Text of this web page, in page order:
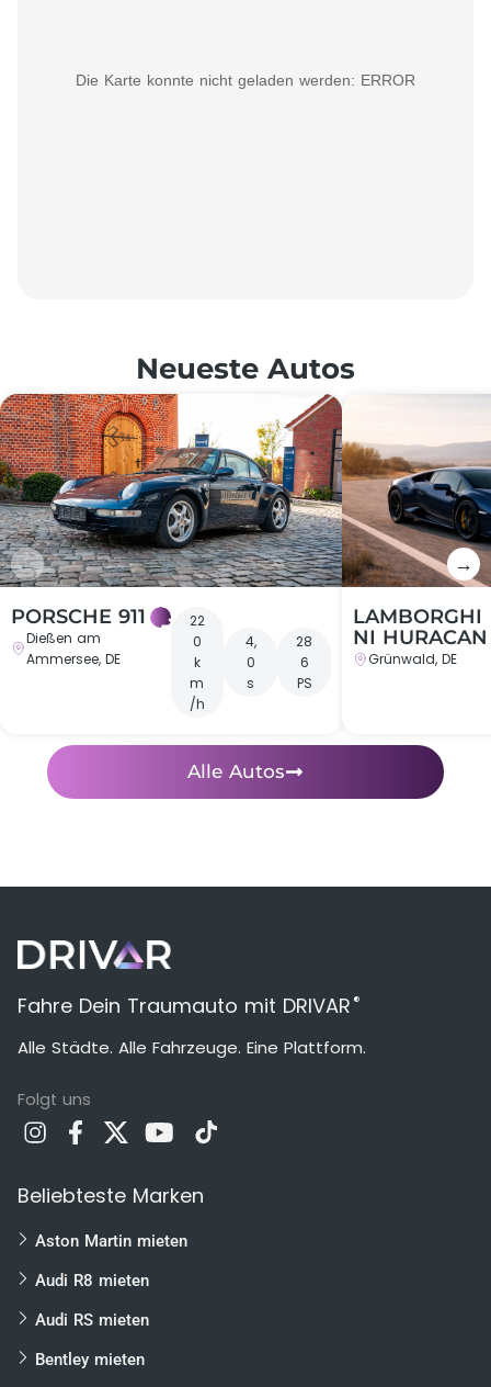
Die Karte konnte nicht geladen werden: ERROR
Neueste Autos
←
PORSCHE 911
Dießen am
Ammersee, DE
22
0
k
m
/h
4,
0
s
28
6
PS
LAMBORGHI
NI HURACAN
Grünwald, DE
→
Alle Autos
Fahre Dein Traumauto mit DRIVAR ®
Alle Städte. Alle Fahrzeuge. Eine Plattform.
Folgt uns
Beliebteste Marken
Aston Martin mieten
Audi R8 mieten
Audi RS mieten
Bentley mieten